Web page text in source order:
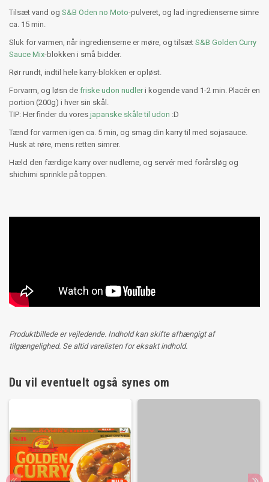
Tilsæt vand og S&B Oden no Moto-pulveret, og lad ingredienserne simre
ca. 15 min.
Sluk for varmen, når ingredienserne er møre, og tilsæt S&B Golden Curry
Sauce Mix-blokken i små bidder.
Rør rundt, indtil hele karry-blokken er opløst.
Forvarm, og løsn de friske udon nudleri kogende vand 1-2 min. Placér en
portion (200g) i hver sin skål.
TIP: Her finder du vores japanske skåle til udon :D
Tænd for varmen igen ca. 5 min, og smag din karry til med sojasauce.
Husk at røre, mens retten simrer.
Hæld den færdige karry over nudlerne, og servér med forårsløg og
shichimi sprinkle på toppen.
Produktbillede er vejledende. Indhold kan skifte afhængigt af
tilgængelighed. Se altid varelisten for eksakt indhold.
Du vil eventuelt også synes om